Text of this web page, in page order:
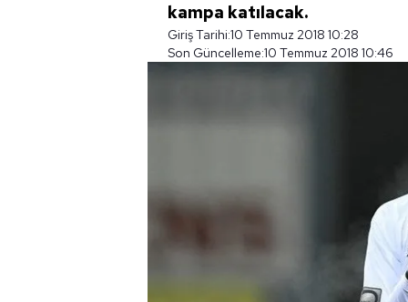
kampa katılacak.
Giriş Tarihi:10 Temmuz 2018 10:28
Son Güncelleme:10 Temmuz 2018 10:46